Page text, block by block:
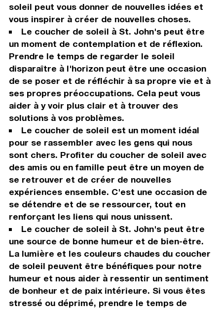
soleil peut vous donner de nouvelles idées et
vous inspirer à créer de nouvelles choses.
Le coucher de soleil à St. John's peut être
un moment de contemplation et de réflexion.
Prendre le temps de regarder le soleil
disparaître à l'horizon peut être une occasion
de se poser et de réfléchir à sa propre vie et à
ses propres préoccupations. Cela peut vous
aider à y voir plus clair et à trouver des
solutions à vos problèmes.
Le coucher de soleil est un moment idéal
pour se rassembler avec les gens qui nous
sont chers. Profiter du coucher de soleil avec
des amis ou en famille peut être un moyen de
se retrouver et de créer de nouvelles
expériences ensemble. C'est une occasion de
se détendre et de se ressourcer, tout en
renforçant les liens qui nous unissent.
Le coucher de soleil à St. John's peut être
une source de bonne humeur et de bien-être.
La lumière et les couleurs chaudes du coucher
de soleil peuvent être bénéfiques pour notre
humeur et nous aider à ressentir un sentiment
de bonheur et de paix intérieure. Si vous êtes
stressé ou déprimé, prendre le temps de